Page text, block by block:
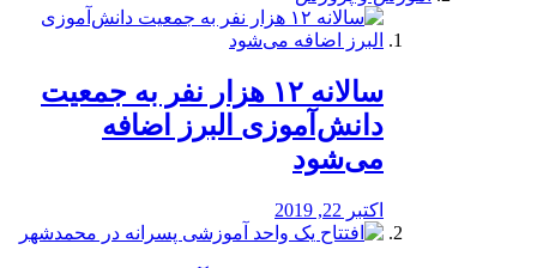
️سالانه ۱۲ هزار نفر به جمعیت
دانش‌آموزی البرز اضافه
می‌شود
اکتبر 22, 2019